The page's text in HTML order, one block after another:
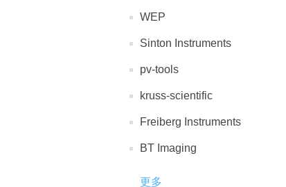
WEP
Sinton Instruments
pv-tools
kruss-scientific
Freiberg Instruments
BT Imaging
更多